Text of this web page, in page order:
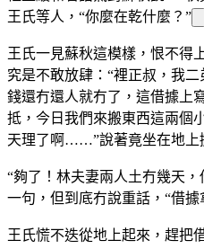
王氏等人，“你麼在乾什麼？”
王氏一見蘇秋這模樣，恨不得
究是不敢放肆：“裡正叔，我
錢還冇還人就冇了，這借據上
抵，今日我們來搬東西這兩
天理了啊……”說著竟坐在地上
“夠了！ 林夫妻兩人土冇幾天，
一句，但到底冇說重話，“借據
王氏慌不迭從地上起來，趕把